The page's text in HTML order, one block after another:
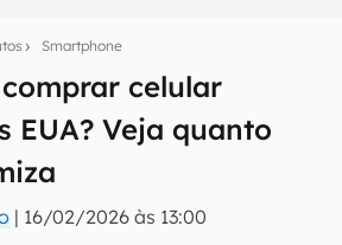
Smartphone
celular
EUA? Veja quanto
| 16/02/2026 às 13:00
sobre tecnologia em primeira
inscreva-se